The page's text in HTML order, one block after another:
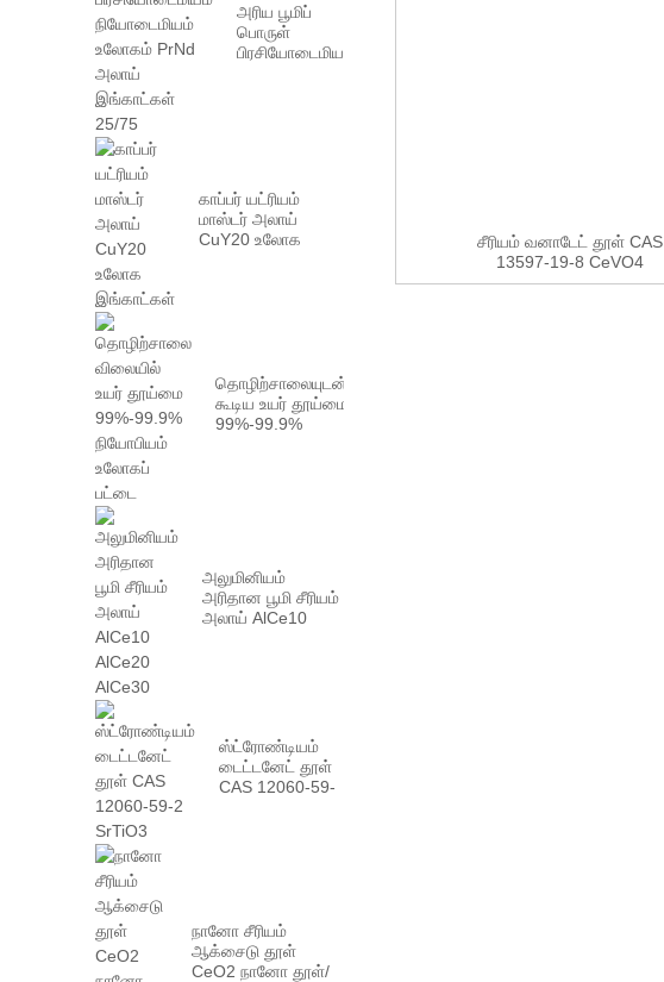
அரிய பூமிப்
பொருள்
பிரசியோடைமியம்
காப்பர் யட்ரியம்
மாஸ்டர் அலாய்
CuY20 உலோக
தொழிற்சாலையுடன்
கூடிய உயர் தூய்மை
99%-99.9%
அலுமினியம்
அரிதான பூமி சீரியம்
அலாய் AlCe10
ஸ்ட்ரோண்டியம்
டைட்டனேட் தூள்
CAS 12060-59-
நானோ சீரியம்
ஆக்சைடு தூள்
CeO2 நானோ தூள்/
சீரியம் வனாடேட் தூள் CAS
13597-19-8 CeVO4